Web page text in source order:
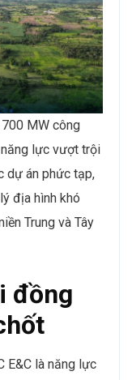
MW công
lực vượt trội
dự án phức tạp,
địa hình khó
Trung và Tây
đồng
E&C là năng lực